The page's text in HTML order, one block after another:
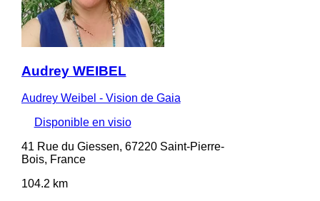
Audrey WEIBEL
Audrey Weibel - Vision de Gaia
Disponible en visio
41 Rue du Giessen, 67220 Saint-Pierre-
Bois, France
104.2 km